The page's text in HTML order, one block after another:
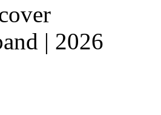
| 2026